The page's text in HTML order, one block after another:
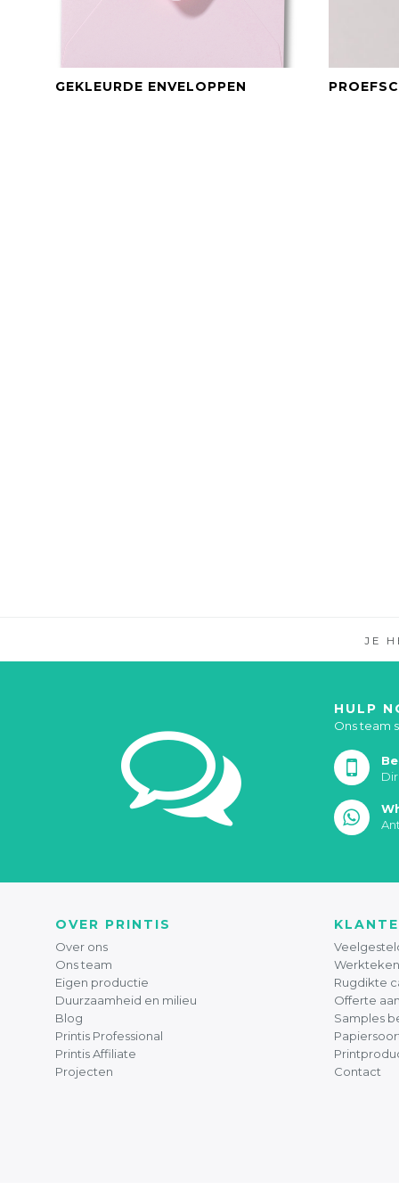
BEKIJK DIT PRODUCT
GEKLEURDE ENVELOPPEN
JE
HULP
Ons team
OVER PRINTIS
Over ons
Ons team
Eigen productie
Duurzaamheid en milieu
Blog
Printis Professional
Printis Affiliate
Projecten
Rugdikte
Offerte
Samples
Contact